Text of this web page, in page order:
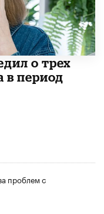
о трех
в период
проблем с